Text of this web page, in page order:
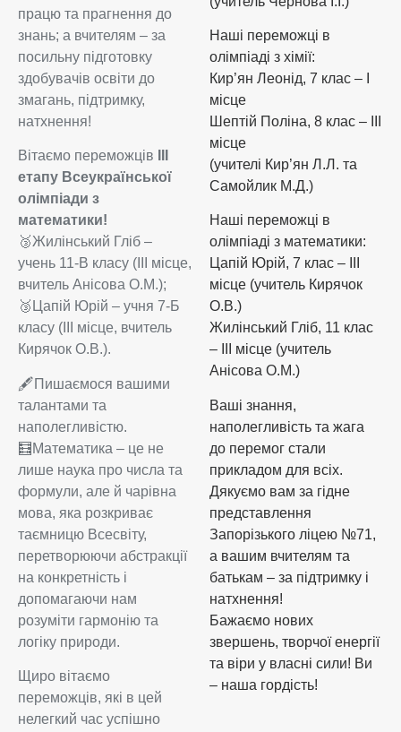
працю та прагнення до
знань; а вчителям – за
посильну підготовку
здобувачів освіти до
змагань, підтримку,
натхнення!
Вітаємо переможців
етапу Всеукраїнської
олімпіади з
математики!
🥉Жилінський Гліб –
учень 11-В класу (ІІІ місце,
вчитель Анісова О.М.);
🥉Цапій Юрій – учня 7-Б
класу (ІІІ місце, вчитель
Кирячок О.В.).
🖋Пишаємося вашими
талантами та
наполегливістю.
🧮Математика – це не
лише наука про числа та
формули, але й чарівна
мова, яка розкриває
таємницю Всесвіту,
перетворюючи абстракції
на конкретність і
допомагаючи нам
розуміти гармонію та
логіку природи.
Щиро вітаємо
переможців, які в цей
нелегкий час успішно
Наші переможці в
олімпіаді з хімії:
Кир’ян Леонід, 7 клас – I
місце
Шептій Поліна, 8 клас – III
місце
(учителі Кир’ян Л.Л. та
Самойлик М.Д.)
Наші переможці в
олімпіаді з математики:
Цапій Юрій, 7 клас – III
місце (учитель Кирячок
О.В.)
Жилінський Гліб, 11 клас
– III місце (учитель
Анісова О.М.)
Ваші знання,
наполегливість та жага
до перемог стали
прикладом для всіх.
Дякуємо вам за гідне
представлення
Запорізького ліцею №71,
а вашим вчителям та
батькам – за підтримку і
натхнення!
Бажаємо нових
звершень, творчої енергії
та віри у власні сили! Ви
– наша гордість!